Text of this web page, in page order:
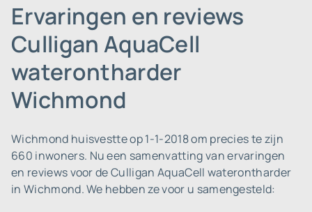
Ervaringen en reviews
Culligan AquaCell
waterontharder
Wichmond
Wichmond huisvestte op 1-1-2018 om precies te zijn
660 inwoners. Nu een samenvatting van ervaringen
en reviews voor de Culligan AquaCell waterontharder
in Wichmond. We hebben ze voor u samengesteld: